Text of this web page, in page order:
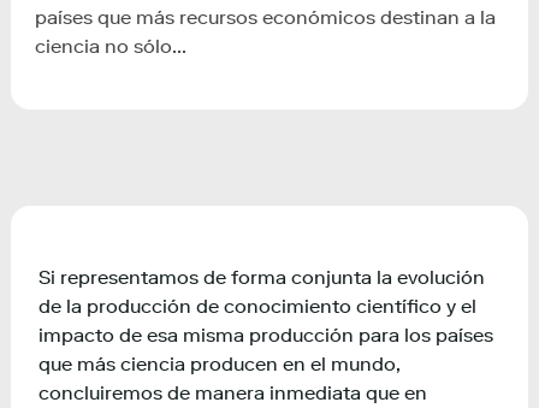
países que más recursos económicos destinan a la
ciencia no sólo...
Si representamos de forma conjunta la evolución
de la producción de conocimiento científico y el
impacto de esa misma producción para los países
que más ciencia producen en el mundo,
concluiremos de manera inmediata que en